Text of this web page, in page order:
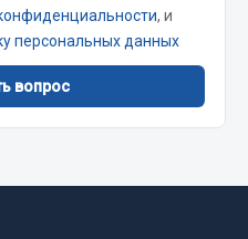
, и
персональных данных
вопрос